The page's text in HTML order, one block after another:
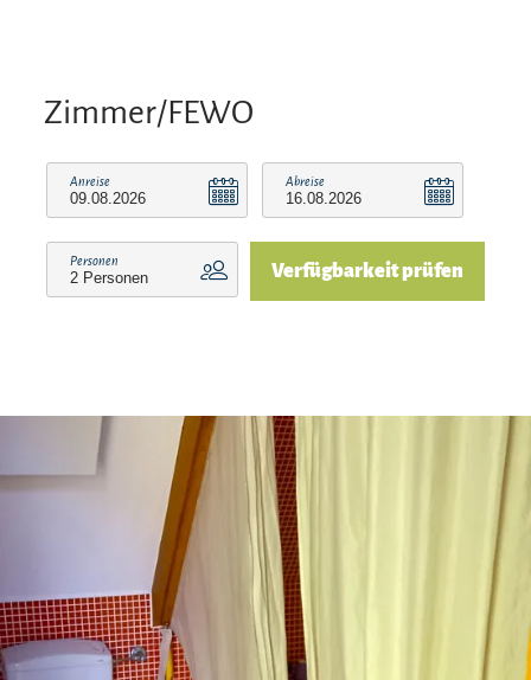
Zimmer/FEWO
Anreise Abreise
Personen Verfügbarkeit prüfen